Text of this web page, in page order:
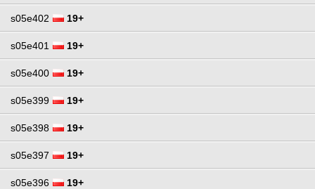
s05e402 19+
s05e401 19+
s05e400 19+
s05e399 19+
s05e398 19+
s05e397 19+
s05e396 19+